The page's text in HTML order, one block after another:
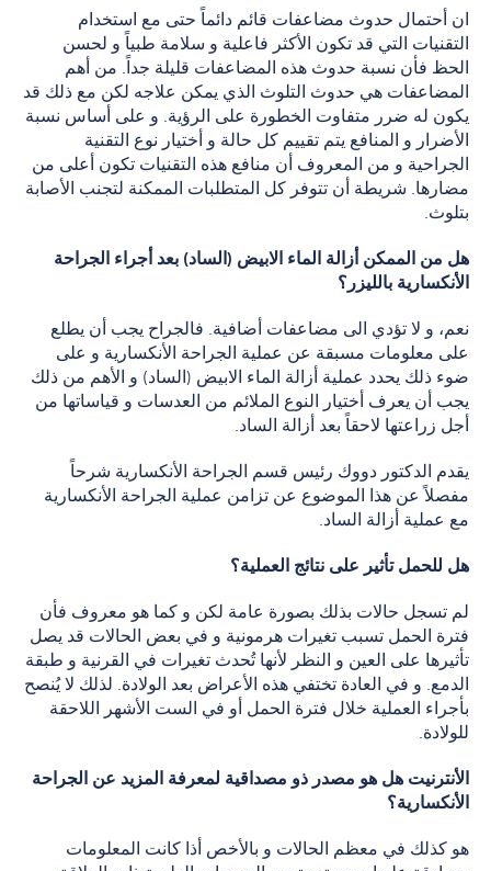
ان أحتمال حدوث مضاعفات قائم دائماً حتى مع استخدام
التقنيات التي قد تكون الأكثر فاعلية و سلامة طبياً و لحسن
الحظ فأن نسبة حدوث هذه المضاعفات قليلة جداً. من أهم
المضاعفات هي حدوث التلوث الذي يمكن علاجه لكن مع ذلك قد
يكون له ضرر متفاوت الخطورة على الرؤية. و على أساس نسبة
الأضرار و المنافع يتم تقييم كل حالة و أختيار نوع التقنية
الجراحية و من المعروف أن منافع هذه التقنيات تكون أعلى من
مضارها. شريطة أن تتوفر كل المتطلبات الممكنة لتجنب الأصابة
بتلوث.
هل من الممكن أزالة الماء الابيض (الساد) بعد أجراء الجراحة
الأنكسارية بالليزر؟
نعم، و لا تؤدي الى مضاعفات أضافية. فالجراح يجب أن يطلع
على معلومات مسبقة عن عملية الجراحة الأنكسارية و على
ضوء ذلك يحدد عملية أزالة الماء الابيض (الساد) و الأهم من ذلك
يجب أن يعرف أختيار النوع الملائم من العدسات و قياساتها من
أجل زراعتها لاحقاً بعد أزالة الساد.
يقدم الدكتور دووك رئيس قسم الجراحة الأنكسارية شرحاً
مفصلاً عن هذا الموضوع عن تزامن عملية الجراحة الأنكسارية
مع عملية أزالة الساد.
هل للحمل تأثير على نتائج العملية؟
لم تسجل حالات بذلك بصورة عامة لكن و كما هو معروف فأن
فترة الحمل تسبب تغيرات هرمونية و في بعض الحالات قد يصل
تأثيرها على العين و النظر لأنها تُحدث تغيرات في القرنية و طبقة
الدمع. و في العادة تختفي هذه الأعراض بعد الولادة. لذلك لا يُنصح
بأجراء العملية خلال فترة الحمل أو في الست الأشهر اللاحقة
للولادة.
الأنترنيت هل هو مصدر ذو مصداقية لمعرفة المزيد عن الجراحة
الأنكسارية؟
هو كذلك في معظم الحالات و بالأخص أذا كانت المعلومات